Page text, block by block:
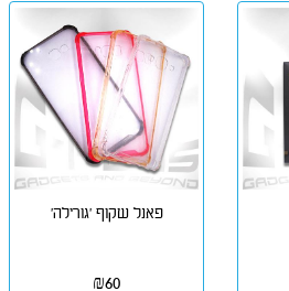
פאנל שקוף 'גורילה'
₪60